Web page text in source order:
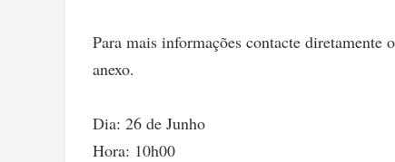
Para mais informações contacte
anexo.
Dia: 26 de Junho
Hora: 10h00